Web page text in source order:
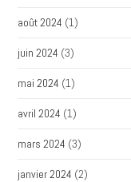
août 2024 (1)
juin 2024 (3)
mai 2024 (1)
avril 2024 (1)
mars 2024 (3)
janvier 2024 (2)